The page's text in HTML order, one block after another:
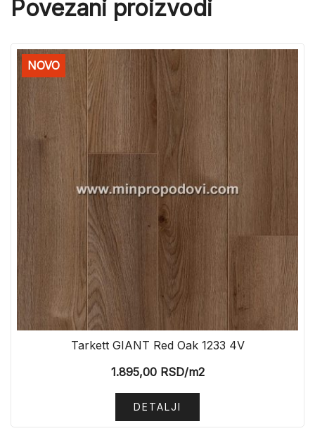
Povezani proizvodi
NOVO
Tarkett GIANT Red Oak 1233 4V
1.895,00RSD/m2
DETALJI